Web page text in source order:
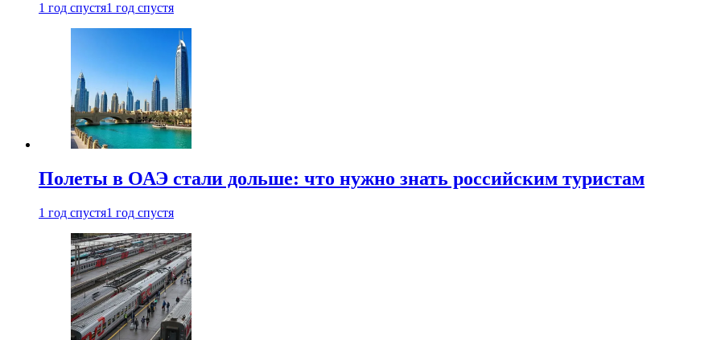
1 год спустя1 год спустя
Полеты в ОАЭ стали дольше: что нужно знать российским туристам
1 год спустя1 год спустя